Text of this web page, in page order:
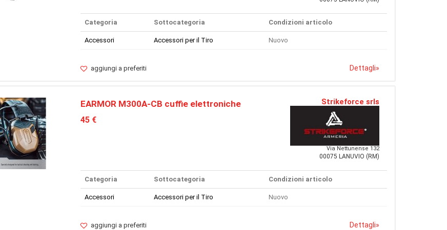
Categoria Sottocategoria Condizioni articolo
Accessori Accessori per il Tiro Nuovo
aggiungi a preferiti Dettagli»
EARMOR M300A-CB cuffie elettroniche
45 €
Strikeforce srls
Via Nettunense 132
00075 LANUVIO (RM)
Categoria Sottocategoria Condizioni articolo
Accessori Accessori per il Tiro Nuovo
aggiungi a preferiti Dettagli»